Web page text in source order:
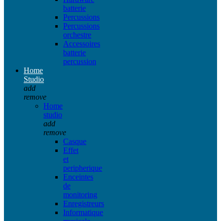
batterie
Percussions
Percussions
orchestre
Accessoires
batterie
percussion
Home
Studio
add
remove
Home
studio
add
remove
Casque
Effet
et
peripherique
Enceintes
de
monitoring
Enregistreurs
Informatique